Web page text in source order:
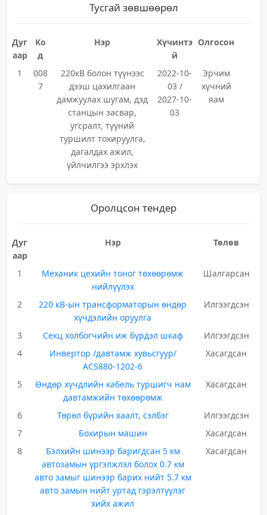
Тусгай зөвшөөрөл
Дуг
аар
Ко
д
Нэр
Хүчинтэ
й
Олгосон
1
008
7
220кВ болон түүнээс
дээш цахилгаан
дамжуулах шугам, дэд
станцын засвар,
угсралт, түүний
туршилт тохируулга,
дагалдах ажил,
үйлчилгээ эрхлэх
2022-10-
03 /
2027-10-
03
Эрчим
хүчний
яам
Оролцсон тендер
Дуг
аар
Нэр Төлөв
1
Механик цехийн тоног төхөөрөмж
нийлүүлэх
Шалгарсан
2
220 кВ-ын трансформаторын өндөр
хүчдэлийн оруулга
Илгээгдсэн
3 Секц холбогчийн иж бүрдэл шкаф
Илгээгдсэн
4
Инвертор /давтамж хувьсгуур/
ACS880-1202-6
Хасагдсан
5
Өндөр хүчдлийн кабель туршигч нам
давтамжийн төхөөрөмж
Хасагдсан
6 Төрөл бүрийн хаалт, сэлбэг
Илгээгдсэн
7
Бохирын машин
Хасагдсан
8
Бэлхийн шинээр баригдсан 5 км
автозамын үргэлжлэл болох 0.7 км
авто замыг шинээр барих нийт 5.7 км
авто замын нийт уртад гэрэлтүүлэг
хийх ажил
Хасагдсан